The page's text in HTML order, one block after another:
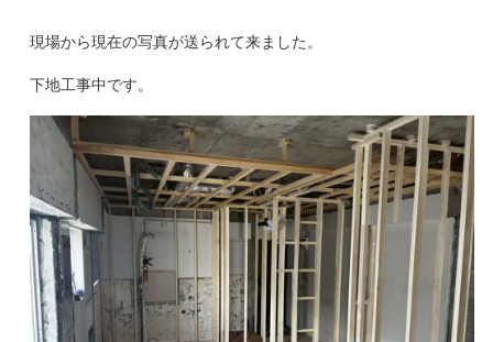
現場から現在の写真が送られて来ました。
下地工事中です。